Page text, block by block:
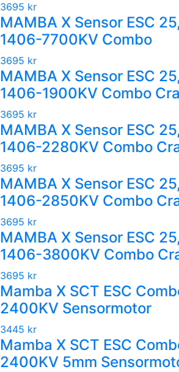
3695 kr
MAMBA X Sensor ESC
1406-7700KV Combo
3695 kr
MAMBA X Sensor ESC
1406-1900KV Combo
3695 kr
MAMBA X Sensor ESC
1406-2280KV Combo
3695 kr
MAMBA X Sensor ESC
1406-2850KV Combo
3695 kr
MAMBA X Sensor ESC
1406-3800KV Combo
3695 kr
Mamba X SCT ESC
2400KV Sensormotor
3445 kr
Mamba X SCT ESC
2400KV 5mm